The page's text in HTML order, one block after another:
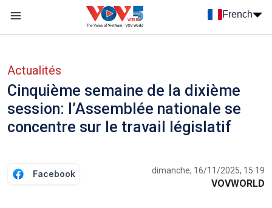
French
Actualités
Cinquième semaine de la dixième
session: l’Assemblée nationale se
concentre sur le travail législatif
Facebook dimanche, 16/11/2025, 15:19
VOVWORLD